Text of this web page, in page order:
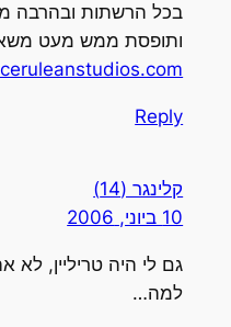
בכל הרשתות ובהרבה
ותופסת ממש מעט
Reply
קלינגר (14)
10 ביוני, 2006
גם לי היה טריליין, לא
למה…